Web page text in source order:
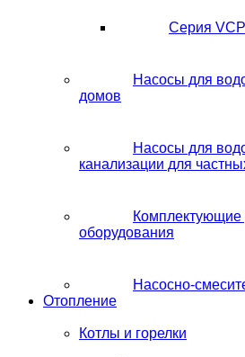
Серия VCP
Насосы для
домов
Насосы для
канализации для
Комплектующие
оборудования
Насосно-
Отопление
Котлы и горелки